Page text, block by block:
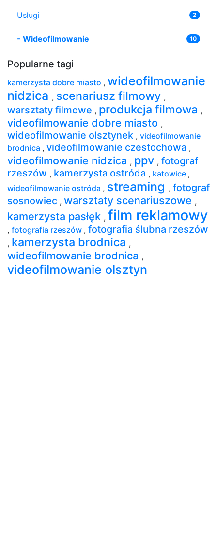
Usługi 2
- Wideofilmowanie 10
Popularne tagi
kamerzysta dobre miasto , wideofilmowanie
nidzica , scenariusz filmowy ,
warsztaty filmowe , produkcja filmowa ,
videofilmowanie dobre miasto ,
wideofilmowanie olsztynek , videofilmowanie
brodnica , videofilmowanie czestochowa ,
videofilmowanie nidzica , ppv , fotograf
rzeszów , kamerzysta ostróda , katowice ,
wideofilmowanie ostróda , streaming , fotograf
sosnowiec , warsztaty scenariuszowe ,
kamerzysta pasłęk , film reklamowy
, fotografia rzeszów , fotografia ślubna rzeszów
, kamerzysta brodnica ,
wideofilmowanie brodnica ,
videofilmowanie olsztyn